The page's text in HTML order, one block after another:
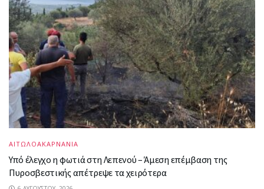
ΑΙΤΩΛΟΑΚΑΡΝΑΝΙΑ
Υπό έλεγχο η φωτιά στη Λεπενού – Άμεση επέμβαση της
Πυροσβεστικής απέτρεψε τα χειρότερα